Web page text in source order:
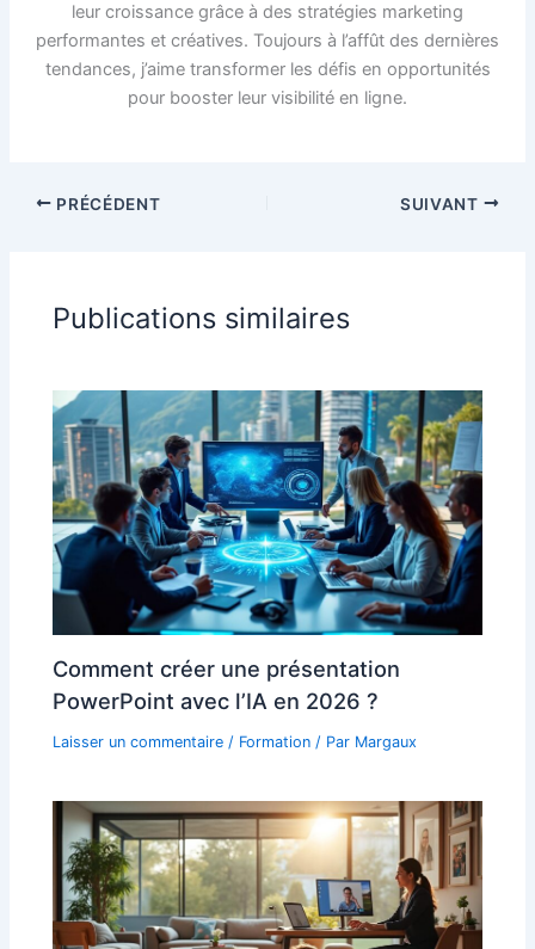
leur croissance grâce à des stratégies marketing
performantes et créatives. Toujours à l’affût des dernières
tendances, j’aime transformer les défis en opportunités
pour booster leur visibilité en ligne.
PRÉCÉDENT SUIVANT
Publications similaires
Comment créer une présentation
PowerPoint avec l’IA en 2026 ?
Laisser un commentaire / Formation / Par Margaux